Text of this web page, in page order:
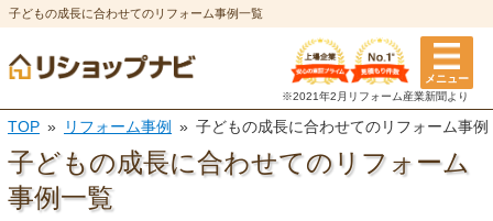
子どもの成長に合わせてのリフォーム事例一覧
メニュー
※2021年2月リフォーム産業新聞より
TOP リフォーム事例 子どもの成長に合わせてのリフォーム事例
子どもの成長に合わせてのリフォーム
事例一覧